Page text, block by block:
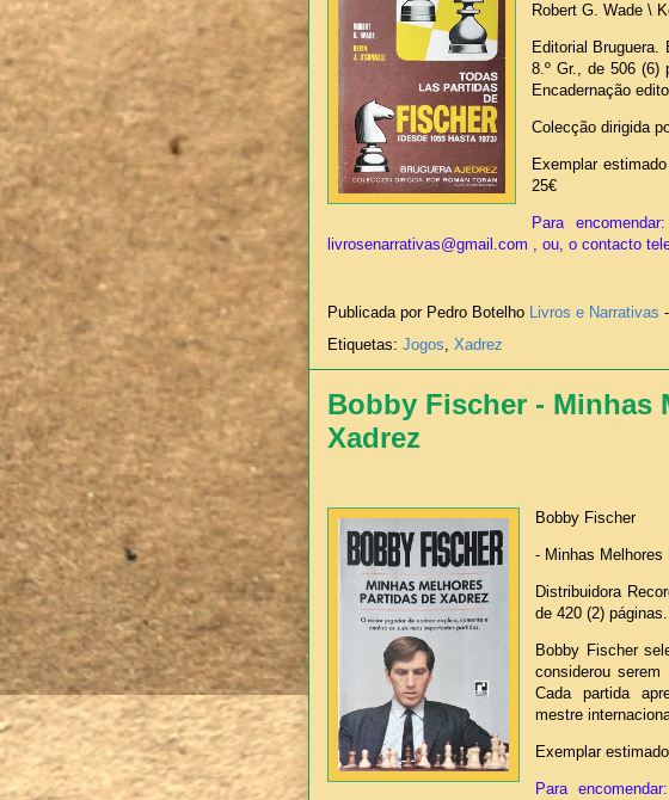
Robert G. Wade \
Editorial Bruguera.
8.º Gr., de 506 (6)
Encadernação
Colecção dirigida
Exemplar
25€
Para
livrosenarrativas@gmail.com , ou, o contacto
Publicada por Pedro Botelho Livros e Narrativas -
Etiquetas: Jogos, Xadrez
Bobby Fischer - Minhas
Xadrez
Bobby Fischer
- Minhas
Distribuidora
de 420 (2)
Bobby Fischer
considerou
Cada partida
mestre
Exemplar
Para